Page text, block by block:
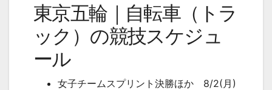
東京五輪｜自転車（トラ
ック）の競技スケジュ
ール
女子チームスプリント決勝ほか 8/2(月)